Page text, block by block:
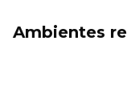
Ambientes